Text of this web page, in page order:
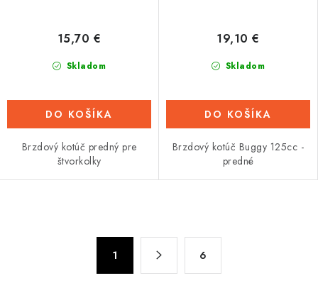
Skladom
15,70 €
DO KOŠÍKA
Brzdový kotúč predný pre
štvorkolky
Skladom
19,10 €
DO KOŠÍKA
Brzdový kotúč Buggy 125cc -
predné
1 6